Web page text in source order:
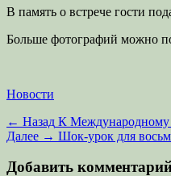
В память о встрече гости
Больше фотографий можно
Категории
Новости
Навигация
по
записям
← Назад Предыдущая
запись:
К Международному
Далее → Следующая
Шок-урок для
Добавить